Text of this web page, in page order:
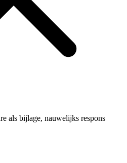
als bijlage, nauwelijks respons